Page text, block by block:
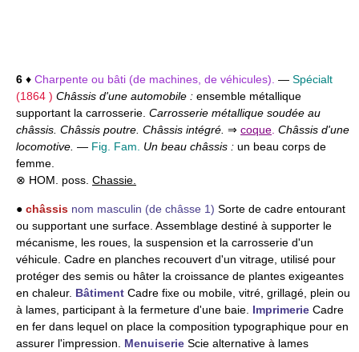
6 ♦ Charpente ou bâti (de machines, de véhicules). — Spécialt
(1864 ) Châssis d'une automobile : ensemble métallique
supportant la carrosserie. Carrosserie métallique soudée au
châssis. Châssis poutre. Châssis intégré. ⇒ coque Châssis d'une
locomotive. — Fig. Fam. Un beau châssis : un beau corps de
femme.
⊗ HOM. poss. Chassie.
● châssis nom masculin (de châsse 1) Sorte de cadre entourant
ou supportant une surface. Assemblage destiné à supporter le
mécanisme, les roues, la suspension et la carrosserie d'un
véhicule. Cadre en planches recouvert d'un vitrage, utilisé pour
protéger des semis ou hâter la croissance de plantes exigeantes
en chaleur. Bâtiment Cadre fixe ou mobile, vitré, grillagé, plein ou
à lames, participant à la fermeture d'une baie. Imprimerie Cadre
en fer dans lequel on place la composition typographique pour en
assurer l'impression.
Menuiserie Scie alternative à lames